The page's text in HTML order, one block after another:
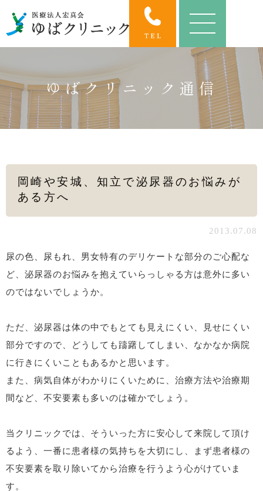
ゆばクリニック通信
岡崎や安城、知立で泌尿器のお悩みが
ある方へ
2013.07.08
尿の色、尿もれ、男女特有のデリケートな部分のご心配な
ど、泌尿器のお悩みを抱えていらっしゃる方は意外に多い
のではないでしょうか。
ただ、泌尿器は体の中でもとても見えにくい、見せにくい
部分ですので、どうしても躊躇してしまい、なかなか病院
に行きにくいこともあるかと思います。
また、病気自体がわかりにくいために、治療方法や治療期
間など、不安要素も多いのは確かでしょう。
当クリニックでは、そういった方に安心して来院して頂け
るよう、一番に患者様の気持ちを大切にし、まず患者様の
不安要素を取り除いてから治療を行うよう心がけていま
す。